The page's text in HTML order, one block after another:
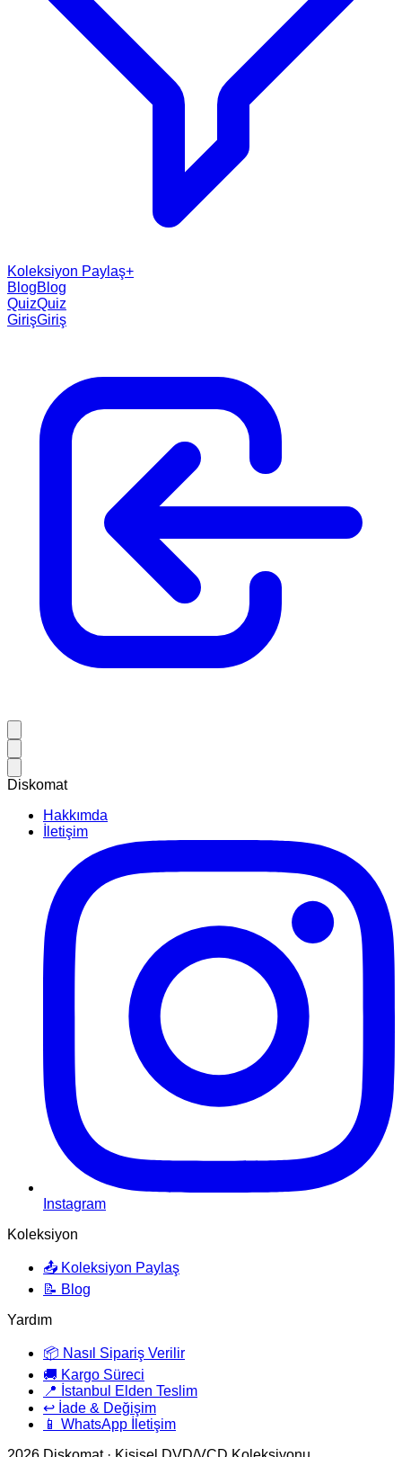
Koleksiyon Paylaş+
BlogBlog
QuizQuiz
GirişGiriş
Diskomat
Hakkımda
İletişim
Instagram
Koleksiyon
📤 Koleksiyon Paylaş
📝 Blog
Yardım
📦 Nasıl Sipariş Verilir
🚚 Kargo Süreci
📍 İstanbul Elden Teslim
↩️ İade & Değişim
📱 WhatsApp İletişim